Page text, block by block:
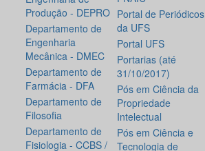
Produção - DEPRO
Departamento de
Engenharia
Mecânica - DMEC
Departamento de
Farmácia - DFA
Departamento de
Filosofia
Departamento de
Fisiologia - CCBS /
Portal de Periódicos
da UFS
Portal UFS
Portarias (até
31/10/2017)
Pós em Ciência da
Propriedade
Intelectual
Pós em Ciência e
Tecnologia de